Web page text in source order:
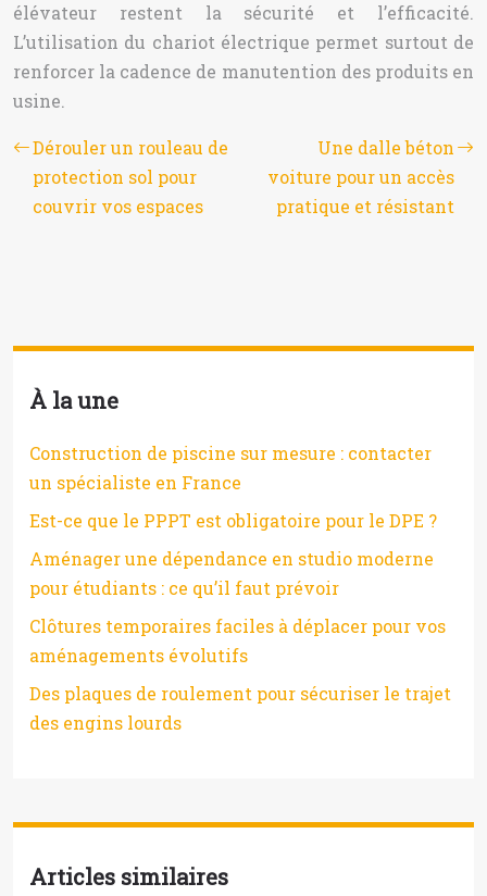
élévateur restent la sécurité et l’efficacité.
L’utilisation du chariot électrique permet surtout de
renforcer la cadence de manutention des produits en
usine.
Dérouler un rouleau de
protection sol pour
couvrir vos espaces
Une dalle béton
voiture pour un accès
pratique et résistant
À la une
Construction de piscine sur mesure : contacter
un spécialiste en France
Est-ce que le PPPT est obligatoire pour le DPE ?
Aménager une dépendance en studio moderne
pour étudiants : ce qu’il faut prévoir
Clôtures temporaires faciles à déplacer pour vos
aménagements évolutifs
Des plaques de roulement pour sécuriser le trajet
des engins lourds
Articles similaires